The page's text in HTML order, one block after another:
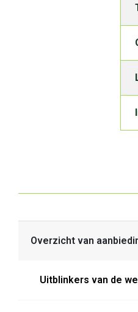
Overzicht van
Uitblinkers van de